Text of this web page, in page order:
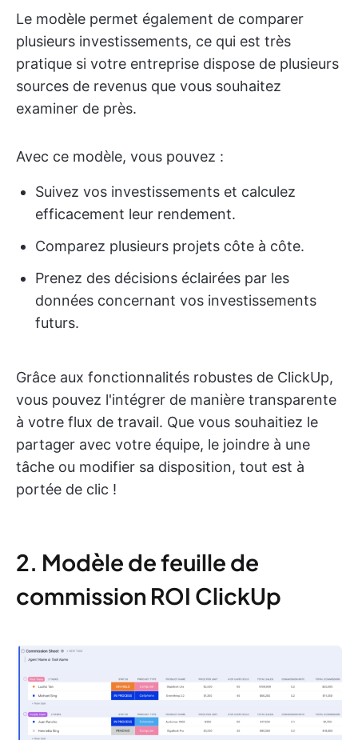
Le modèle permet également de comparer
plusieurs investissements, ce qui est très
pratique si votre entreprise dispose de plusieurs
sources de revenus que vous souhaitez
examiner de près.
Avec ce modèle, vous pouvez :
Suivez vos investissements et calculez
efficacement leur rendement.
Comparez plusieurs projets côte à côte.
Prenez des décisions éclairées par les
données concernant vos investissements
futurs.
Grâce aux fonctionnalités robustes de ClickUp,
vous pouvez l'intégrer de manière transparente
à votre flux de travail. Que vous souhaitiez le
partager avec votre équipe, le joindre à une
tâche ou modifier sa disposition, tout est à
portée de clic !
2. Modèle de feuille de
commission ROI ClickUp